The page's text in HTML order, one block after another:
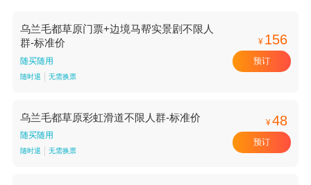
乌兰毛都草原门票+边境马帮实景剧不限人
群-标准价
随买随用
随时退 无需换票
¥ 156
预订
乌兰毛都草原彩虹滑道不限人群-标准价
随买随用
随时退 无需换票
¥48
预订